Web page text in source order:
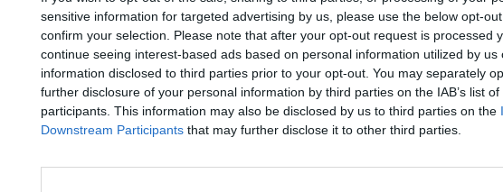
sensitive information for targeted advertising by us, please use the below opt-
confirm your selection. Please note that after your opt-out request is processed
continue seeing interest-based ads based on personal information utilized by us
information disclosed to third parties prior to your opt-out. You may separately
further disclosure of your personal information by third parties on the IAB’s list
participants. This information may also be disclosed by us to third parties on the
Downstream Participants that may further disclose it to other third parties.
Kick World Champs
: ¡Es el momento para otro desafío futbolístico! Es la Copa del